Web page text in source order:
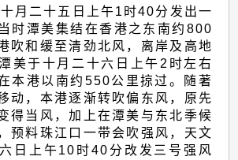
月二十五日上午1时40分发出一
时潭美集结在香港之东南约800
吹和缓至清劲北风，离岸及高地
美于十月二十六日上午2时左右
本港以南约550公里掠过。随著
动，本港逐渐转吹偏东风，原先
得当风，加上在潭美与东北季候
预料珠江口一带会吹强风，天文
日上午10时40分改发三号强风